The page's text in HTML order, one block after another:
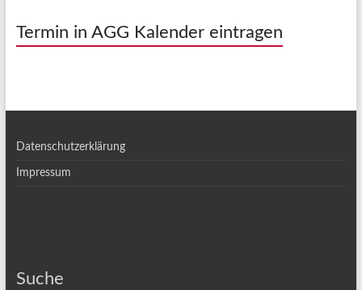
Termin in AGG Kalender eintragen
Datenschutzerklärung
Impressum
Suche